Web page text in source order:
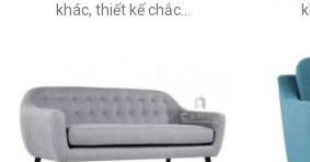
khác, thiết kế chắc...